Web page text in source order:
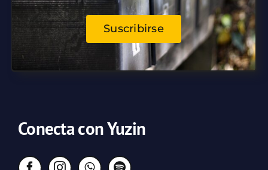
Suscribirse
Conecta con Yuzin